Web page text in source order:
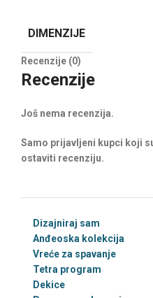
DIMENZIJE
Recenzije (0)
Recenzije
Još nema recenzija.
Samo prijavljeni kupci koji
ostaviti recenziju.
Dizajniraj sam
Anđeoska kolekcija
Vreće za spavanje
Tetra program
Dekice